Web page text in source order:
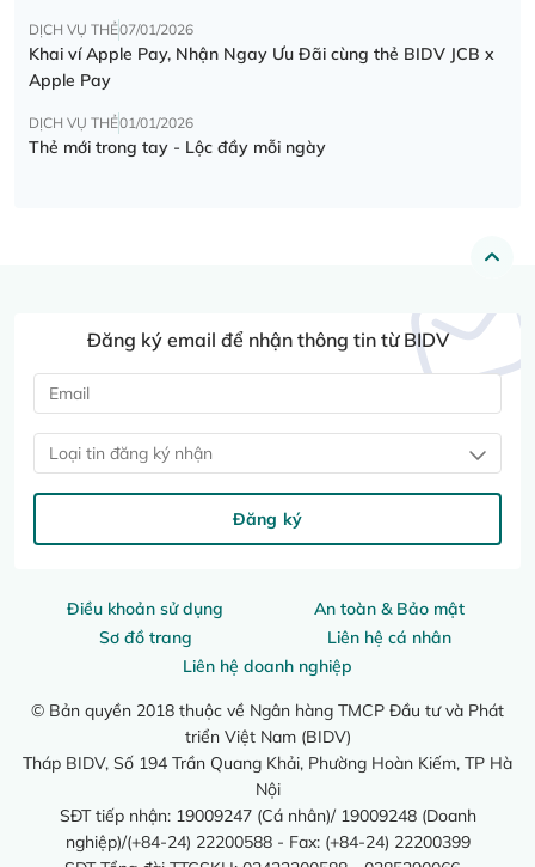
DỊCH VỤ THẺ07/01/2026
Khai ví Apple Pay, Nhận Ngay Ưu Đãi cùng thẻ BIDV JCB x
Apple Pay
DỊCH VỤ THẺ01/01/2026
Thẻ mới trong tay - Lộc đầy mỗi ngày
Điều khoản sử dụng
An toàn & Bảo mật
Sơ đồ trang
Liên hệ cá nhân
Liên hệ doanh nghiệp
© Bản quyền 2018 thuộc về Ngân hàng TMCP Đầu tư và Phát
triển Việt Nam (BIDV)
Tháp BIDV, Số 194 Trần Quang Khải, Phường Hoàn Kiếm, TP Hà
Nội
SĐT tiếp nhận: 19009247 (Cá nhân)/ 19009248 (Doanh
nghiệp)/(+84-24) 22200588 - Fax: (+84-24) 22200399
Đăng ký email để nhận thông tin từ BIDV
Loại tin đăng ký nhận
Đăng ký